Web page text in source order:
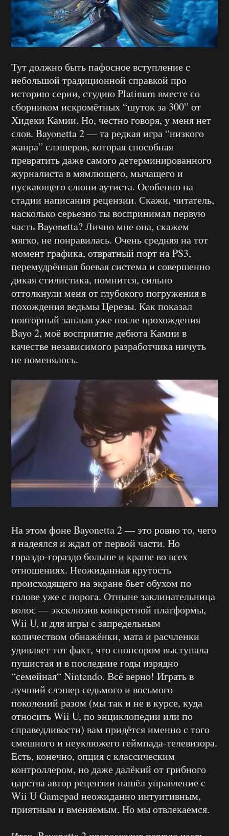
Тут должно быть пафосное вступление с
небольшой традиционной справкой про
историю серии, студию Platinum вместе со
сборником искромётных “шуток за 300” от
Хидеки Камии. Но, честно говоря, у меня нет
слов. Bayonetta 2 — та редкая игра “низкого
жанра” слэшеров, которая способная
превратить даже самого детерминированного
журналиста в мямлющего, мычащего и
пускающего слюни аутиста. Особенно на
стадии написания рецензии. Скажи, читатель,
насколько серьезно ты воспринимал первую
часть Bayonetta? Лично мне она, скажем
мягко, не понравилась. Очень средняя на тот
момент графика, отвратный порт на PS3,
перемудрённая боевая система и совершенно
дикая стилистика, помнится, сильно
оттолкнули меня от глубокого погружения в
похождения ведьмы Церезы. Как показал
повторный заплыв уже после прохождения
Bayo 2, моё восприятие дебюта Камии в
качестве независимого разработчика ничуть
не поменялось.
На этом фоне Bayonetta 2 — это ровно то, чего
я надеялся и ждал от первой части. Но
гораздо-гораздо больше и краше во всех
отношениях. Неожиданная крутость
происходящего на экране бьет обухом по
голове уже с порога. Отныне заклинательница
волос — эксклюзив конкретной платформы,
Wii U, и для игры с запредельным
количеством обнажёнки, мата и расчленки
удивляет тот факт, что спонсором выступала
пушистая и в последние годы изрядно
“семейная“ Nintendo. Всё верно! Играть в
лучший слэшер седьмого и восьмого
поколений разом (мы так и не в курсе, куда
относить Wii U, по энциклопедии или по
справедливости) вам придётся именно с того
смешного и неуклюжего геймпада-телевизора.
Есть, конечно, опция с классическим
контроллером, но даже далёкий от грибного
царства автор рецензии нашёл управление с
Wii U Gamepad неожиданно интуитивным,
приятным и вменяемым. Но мы отвлекаемся.